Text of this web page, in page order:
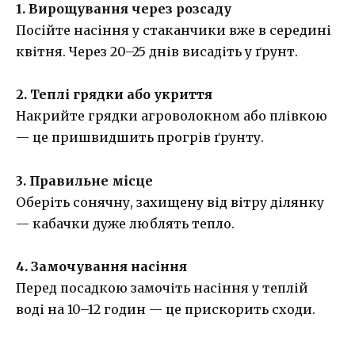
1. Вирощування через розсаду
Посійте насіння у стаканчики вже в середині
квітня. Через 20–25 днів висадіть у ґрунт.
2. Теплі грядки або укриття
Накрийте грядки агроволокном або плівкою
— це пришвидшить прогрів ґрунту.
3. Правильне місце
Оберіть сонячну, захищену від вітру ділянку
— кабачки дуже люблять тепло.
4. Замочування насіння
Перед посадкою замочіть насіння у теплій
воді на 10–12 годин — це прискорить сходи.